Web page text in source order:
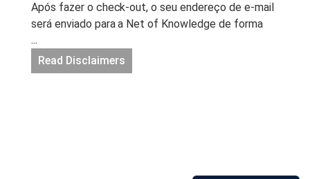
Após fazer o check-out, o seu endereço de e-mail
será enviado para a Net of Knowledge de forma
segura e você terá acesso instantâneo à sua série.
Se você ainda não possui uma conta no site Net of
Knowledge, uma conta será criada para você
...
Read Disclaimers